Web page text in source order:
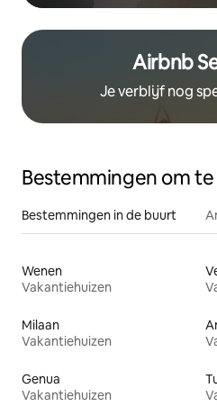
Airbnb
Je verblijf nog
Bestemmingen om
Bestemmingen in de buurt
Wenen
Vakantiehuizen
Milaan
Vakantiehuizen
Genua
Vakantiehuizen